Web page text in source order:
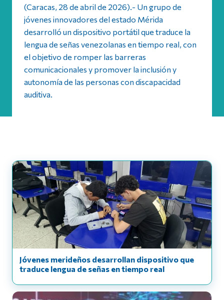
(Caracas, 28 de abril de 2026).- Un grupo de
jóvenes innovadores del estado Mérida
desarrolló un dispositivo portátil que traduce la
lengua de señas venezolanas en tiempo real, con
el objetivo de romper las barreras
comunicacionales y promover la inclusión y
autonomía de las personas con discapacidad
auditiva.
Jóvenes merideños desarrollan dispositivo que
traduce lengua de señas en tiempo real